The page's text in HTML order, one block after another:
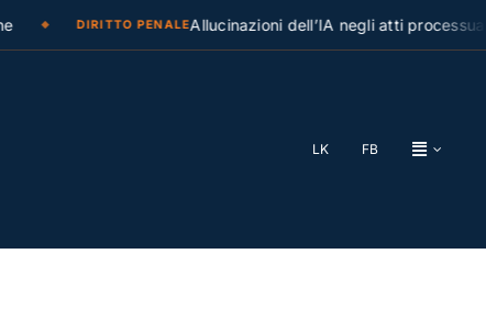
DIRITTO PENALEAllucinazioni dell’IA negli atti
LK FB